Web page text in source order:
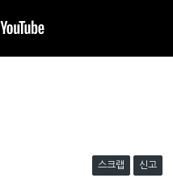
스크랩 신고